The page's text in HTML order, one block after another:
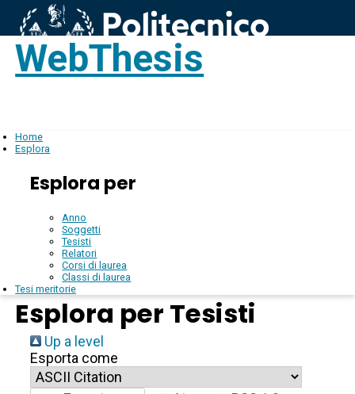
WebThesis
Home
Esplora
Esplora per
Anno
Soggetti
Tesisti
Relatori
Corsi di laurea
Classi di laurea
Tesi meritorie
Esplora per Tesisti
Up a level
Esporta come